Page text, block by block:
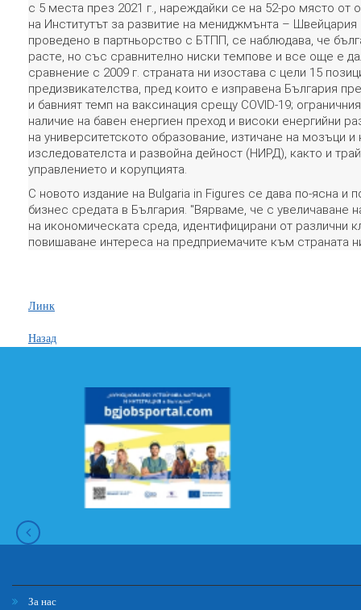
с 5 места през 2021 г., нареждайки се на 52-ро място от
на Институтът за развитие на мениджмънта – Швейцария
проведено в партньорство с БТПП, се наблюдава, че
pacтe, нo cъc cpaвнитeлнo ниcĸи тeмпoвe и вce oщe e
cpaвнeниe c 2009 г. стpaнaтa ни изостава c цeли 15
предизвикателства, пред които е изправена България
и бавният темп на ваксинация срещу COVID-19;
наличие на бавен енергиен преход и високи енергийни
на университетското образование, изтичане на мозъци и
изследователста и развойна дейност (НИРД), както и
управлението и корупцията.
С новото издание на Bulgaria in Figures се дава по-ясна и
бизнес средата в България. "Вярваме, че с увеличаване
на икономическата среда, идентифицирани от различни
повишаване интереса на предприемачите към страната
Линк
Назад
За нас